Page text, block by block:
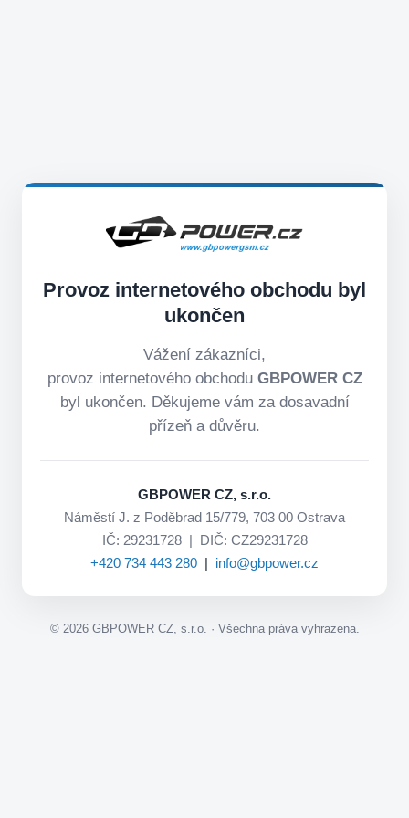
Provoz internetového obchodu byl
ukončen
Vážení zákazníci,
provoz internetového obchodu GBPOWER CZ
byl ukončen. Děkujeme vám za dosavadní
přízeň a důvěru.
GBPOWER CZ, s.r.o.
Náměstí J. z Poděbrad 15/779, 703 00 Ostrava
IČ: 29231728 | DIČ: CZ29231728
+420 734 443 280 | info@gbpower.cz
© 2026GBPOWER CZ, s.r.o. · Všechna práva vyhrazena.